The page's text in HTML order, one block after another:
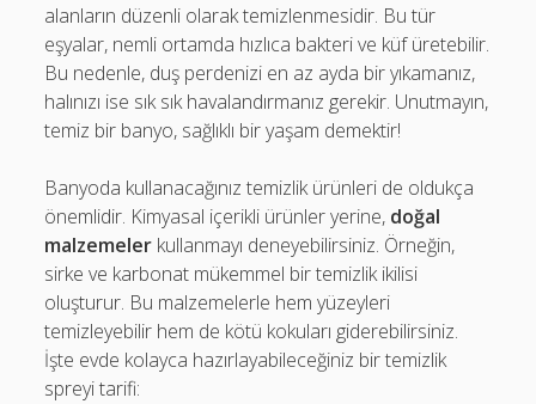
alanların düzenli olarak temizlenmesidir. Bu tür
eşyalar, nemli ortamda hızlıca bakteri ve küf üretebilir.
Bu nedenle, duş perdenizi en az ayda bir yıkamanız,
halınızı ise sık sık havalandırmanız gerekir. Unutmayın,
temiz bir banyo, sağlıklı bir yaşam demektir!
Banyoda kullanacağınız temizlik ürünleri de oldukça
önemlidir. Kimyasal içerikli ürünler yerine, doğal
malzemeler kullanmayı deneyebilirsiniz. Örneğin,
sirke ve karbonat mükemmel bir temizlik ikilisi
oluşturur. Bu malzemelerle hem yüzeyleri
temizleyebilir hem de kötü kokuları giderebilirsiniz.
İşte evde kolayca hazırlayabileceğiniz bir temizlik
spreyi tarifi: